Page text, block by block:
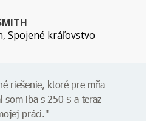
Spojené kráľovstvo
riešenie, ktoré pre mňa
som iba s 250 $ a teraz
práci."